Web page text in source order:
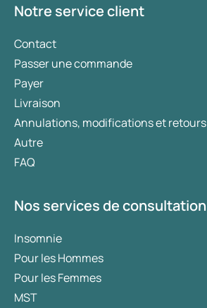
Notre service client
Contact
Passer une commande
Payer
Livraison
Annulations, modifications et retours
Autre
FAQ
Nos services de consultation
Insomnie
Pour les Hommes
Pour les Femmes
MST